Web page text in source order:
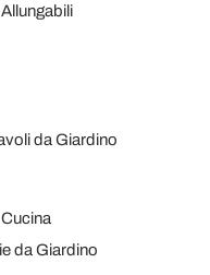
da Giardino
da Giardino